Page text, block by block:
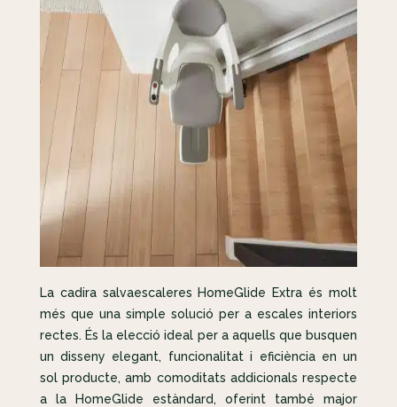
La cadira salvaescaleres HomeGlide Extra és molt
més que una simple solució per a escales interiors
rectes. És la elecció ideal per a aquells que busquen
un disseny elegant, funcionalitat i eficiència en un
sol producte, amb comoditats addicionals respecte
a la HomeGlide estàndard, oferint també major